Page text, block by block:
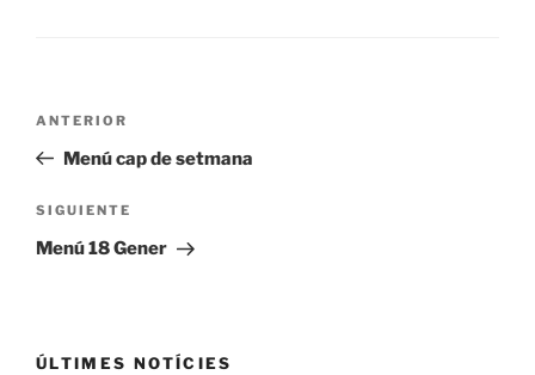
entradas
Entrada
anterior:
ANTERIOR
Menú cap de setmana
Siguiente
entrada
SIGUIENTE
Menú 18 Gener
ÚLTIMES NOTÍCIES